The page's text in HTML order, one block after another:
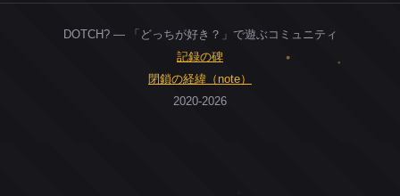
DOTCH? — 「どっちが好き？」で遊ぶコミュニティ
記録の碑
閉鎖の経緯（note）
2020-2026